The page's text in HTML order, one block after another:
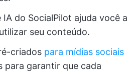
IA do SocialPilot ajuda você a
seu conteúdo.
criados para mídias sociais
para garantir que cada